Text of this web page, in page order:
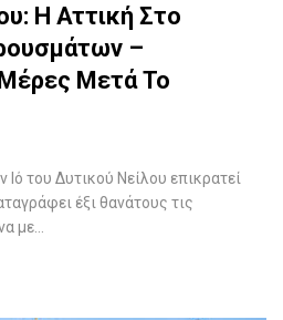
Η Αττική Στο
–
Μετά Το
του Δυτικού Νείλου επικρατεί
έξι θανάτους τις
με…